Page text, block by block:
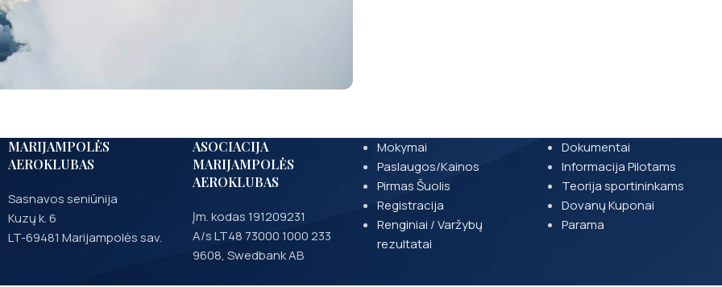
MARIJAMPOLĖS
AEROKLUBAS
Sasnavos seniūnija
Kuzų k. 6
LT-69481 Marijampolės sav.
ASOCIACIJA
MARIJAMPOLĖS
AEROKLUBAS
Įm. kodas 191209231
A/s LT48 73000 1000 233
9608, Swedbank AB
Mokymai
Paslaugos/Kainos
Pirmas Šuolis
Registracija
Renginiai / Varžybų
rezultatai
Dokumentai
Informacija Pilotams
Teorija sportininkams
Dovanų Kuponai
Parama